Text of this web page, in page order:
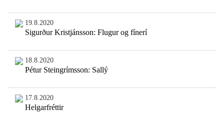
19.8.2020
Sigurður Kristjánsson: Flugur og fínerí
18.8.2020
Pétur Steingrímsson: Sallý
17.8.2020
Helgarfréttir